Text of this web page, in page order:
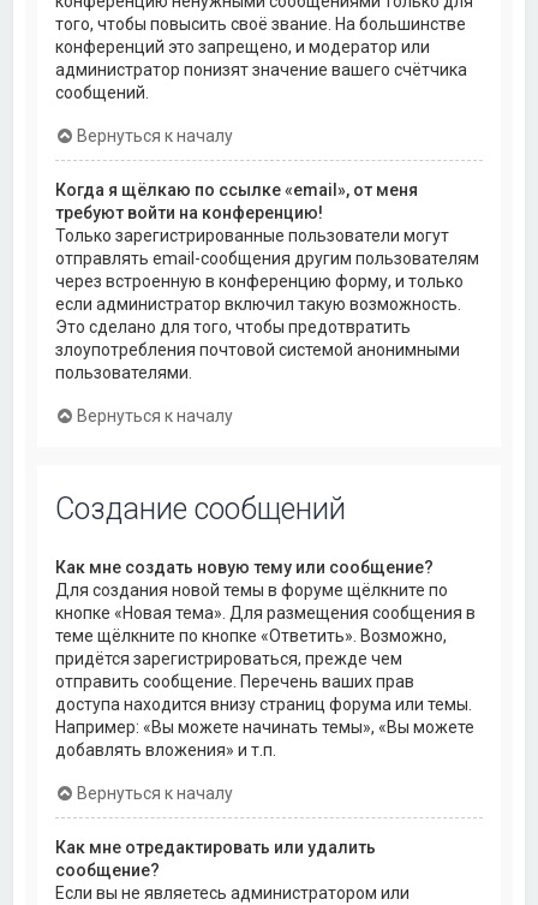
того, чтобы повысить своё звание. На большинстве
конференций это запрещено, и модератор или
администратор понизят значение вашего счётчика
сообщений.
Вернуться к началу
Когда я щёлкаю по ссылке «email», от меня
требуют войти на конференцию!
Только зарегистрированные пользователи могут
отправлять email-сообщения другим пользователям
через встроенную в конференцию форму, и только
если администратор включил такую возможность.
Это сделано для того, чтобы предотвратить
злоупотребления почтовой системой анонимными
пользователями.
Вернуться к началу
Создание сообщений
Как мне создать новую тему или сообщение?
Для создания новой темы в форуме щёлкните по
кнопке «Новая тема». Для размещения сообщения в
теме щёлкните по кнопке «Ответить». Возможно,
придётся зарегистрироваться, прежде чем
отправить сообщение. Перечень ваших прав
доступа находится внизу страниц форума или темы.
Например: «Вы можете начинать темы», «Вы можете
добавлять вложения» и т.п.
Вернуться к началу
Как мне отредактировать или удалить
сообщение?
Если вы не являетесь администратором или